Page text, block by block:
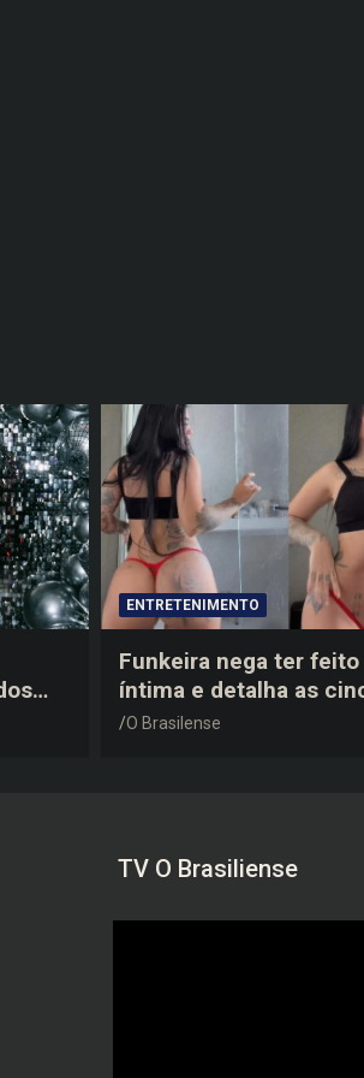
ENTRETENIMENTO
Funkeira nega ter
íntima e detalha as
plásticas que realizou
O Brasilense
TV O Brasiliense